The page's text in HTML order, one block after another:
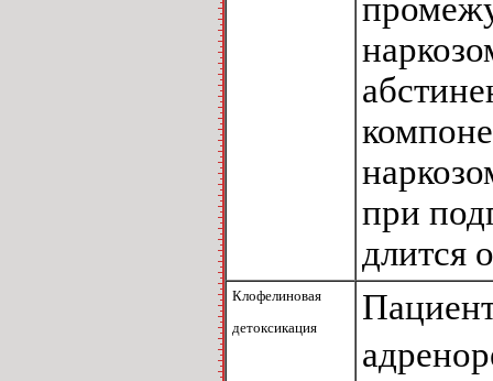
при
длится
Клофелиновая
детоксикация